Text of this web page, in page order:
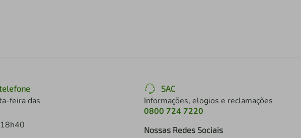
feira das
SAC
Informações, elogios e reclamações
0800 724 7220
Nossas Redes Sociais